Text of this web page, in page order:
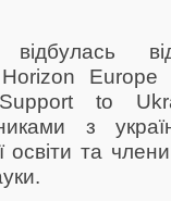
Horizon
to
з
освіти та